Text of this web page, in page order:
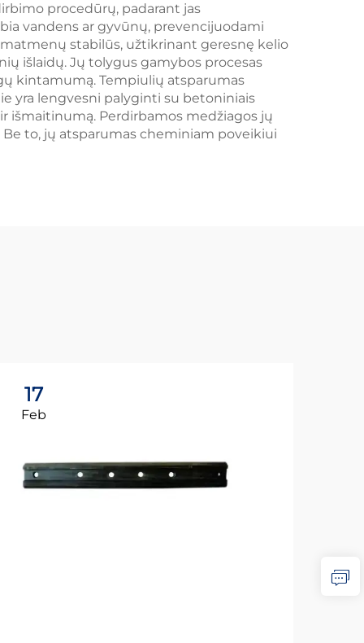
procedūrų, padarant jas
vandens ar gyvūnų, prevencijuodami
stabilūs, užtikrinant geresnę kelio
išlaidų. Jų tolygus gamybos procesas
kintamumą. Tempiulių atsparumas
yra lengvesni palyginti su betoniniais
išmaitinumą. Perdirbamos medžiagos jų
to, jų atsparumas cheminiam poveikiui
17
Feb